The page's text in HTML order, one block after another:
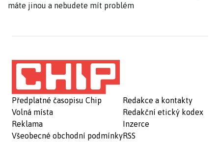
máte jinou a nebudete mít problém
Předplatné časopisu Chip
Volná místa
Reklama
Všeobecné obchodní podmínky
Redakce a kontakty
Redakční etický kodex
Inzerce
RSS